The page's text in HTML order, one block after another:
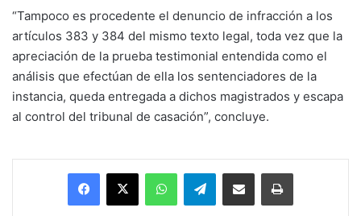
“Tampoco es procedente el denuncio de infracción a los
artículos 383 y 384 del mismo texto legal, toda vez que la
apreciación de la prueba testimonial entendida como el
análisis que efectúan de ella los sentenciadores de la
instancia, queda entregada a dichos magistrados y escapa
al control del tribunal de casación”, concluye.
Facebook
X WhatsAppTelegramEnviar vía email Imprimir